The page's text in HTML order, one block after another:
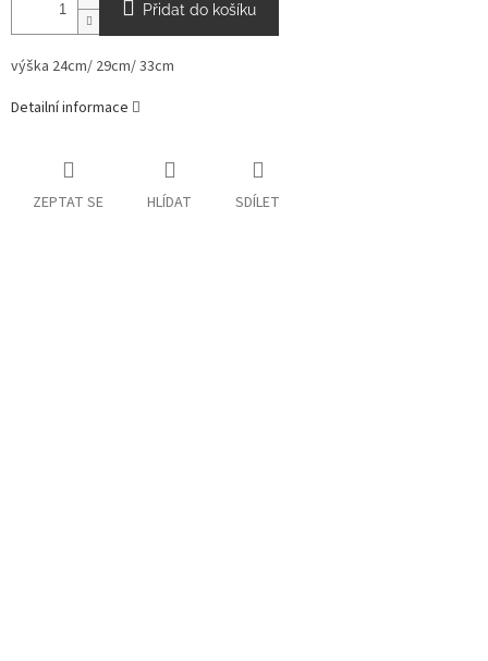
Přidat do košíku
výška 24cm/ 29cm/ 33cm
Detailní informace
ZEPTAT SE HLÍDAT SDÍLET